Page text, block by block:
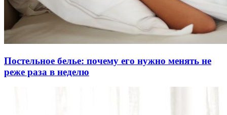
Постельное белье: почему его нужно менять не
реже раза в неделю